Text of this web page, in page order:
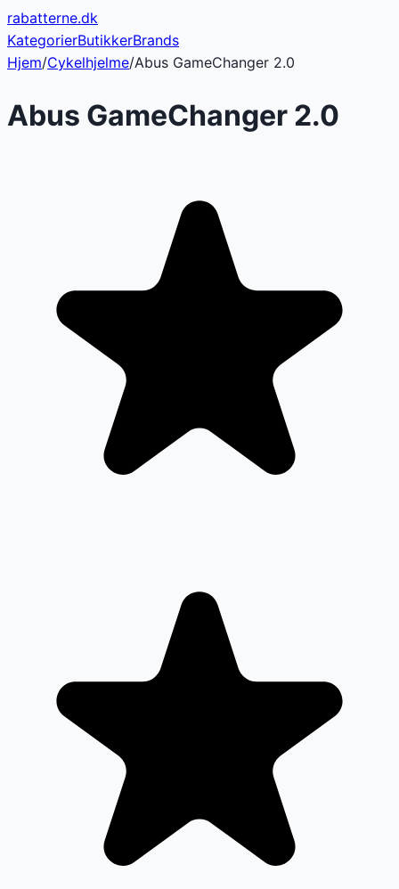
rabatterne.dk
KategorierButikkerBrands
Hjem/Cykelhjelme/Abus GameChanger 2.0
Abus GameChanger 2.0